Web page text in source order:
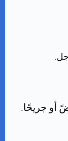
أو جريحًا.